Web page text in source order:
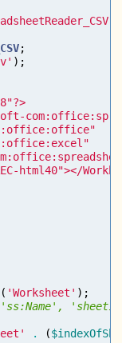
;
);
html40"></
( 'Worksheet' );
. (